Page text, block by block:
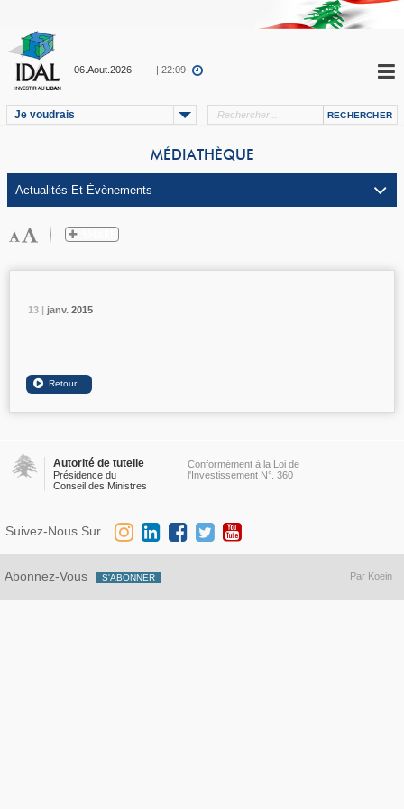
06.Aout.2026 | 22:09
Je voudrais
MÉDIATHÈQUE
13 | janv. 2015
13 | janv. 2015
13 | janv. 2015
Autorité de tutelle
Présidence du
Conseil des Ministres
Conformément à la Loi de
l'Investissement N°. 360
Par Koein
Abonnez-Vous
Suivez-Nous Sur